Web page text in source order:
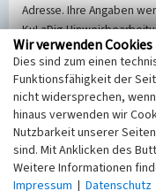
Adresse. Ihre Angaben
KuLaDig-
Selbstverständlich
Telemediengesetzes, des
dem 25.05.2018 gültigen
(EU-DSGVO) vertraulich
Hinweise zumDatenschutz
Nachricht
Wir verwenden Cookies
Dies sind zum einen
Funktionsfähigkeit der
nicht widersprechen,
hinaus verwenden wir
Nutzbarkeit unserer
sind. Mit Anklicken des
Weitere Informationen
Impressum | Datenschutz